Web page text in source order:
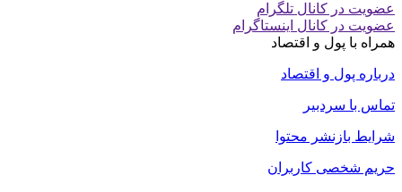
عضویت در کانال تلگرام
عضویت در کانال اینستاگرام
همراه با پول و اقتصاد
درباره پول و اقتصاد
تماس با سردبیر
شرایط بازنشر محتوا
حریم شخصی کاربران